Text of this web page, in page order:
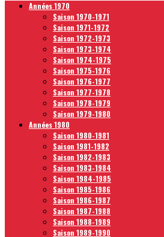
Années 1970
Saison 1970-1971
Saison 1971-1972
Saison 1972-1973
Saison 1973-1974
Saison 1974-1975
Saison 1975-1976
Saison 1976-1977
Saison 1977-1978
Saison 1978-1979
Saison 1979-1980
Années 1980
Saison 1980-1981
Saison 1981-1982
Saison 1982-1983
Saison 1983-1984
Saison 1984-1985
Saison 1985-1986
Saison 1986-1987
Saison 1987-1988
Saison 1988-1989
Saison 1989-1990